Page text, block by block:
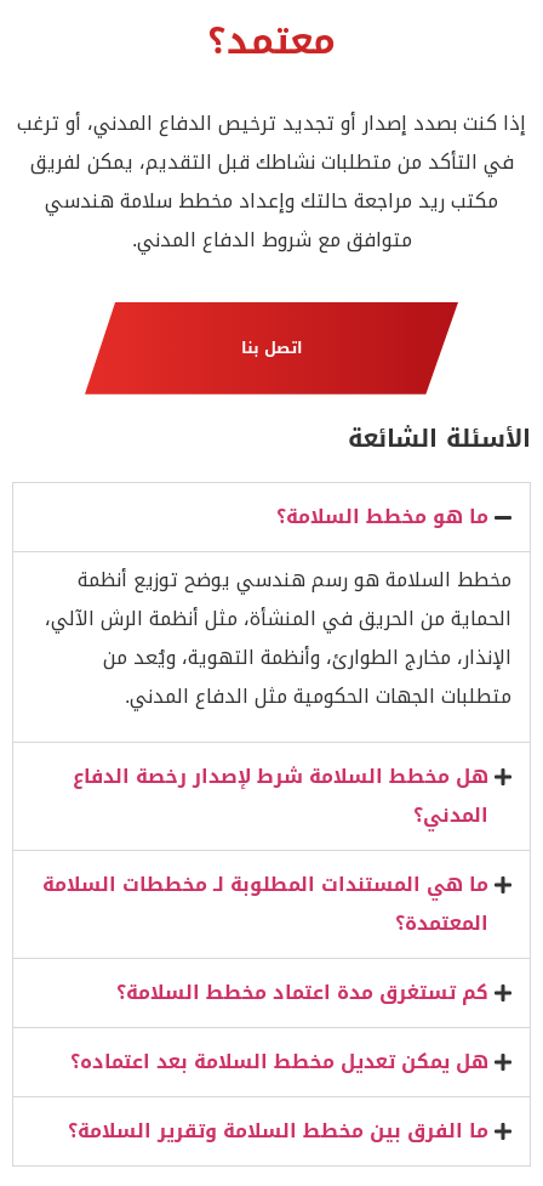
معتمد؟
إذا كنت بصدد إصدار أو تجديد ترخيص الدفاع المدني، أو ترغب
في التأكد من متطلبات نشاطك قبل التقديم، يمكن لفريق
مكتب ريد مراجعة حالتك وإعداد مخطط سلامة هندسي
متوافق مع شروط الدفاع المدني.
اتصل بنا
الأسئلة الشائعة
ما هو مخطط السلامة؟
مخطط السلامة هو رسم هندسي يوضح توزيع أنظمة
الحماية من الحريق في المنشأة، مثل أنظمة الرش الآلي،
الإنذار، مخارج الطوارئ، وأنظمة التهوية، ويُعد من
متطلبات الجهات الحكومية مثل الدفاع المدني.
هل مخطط السلامة شرط لإصدار رخصة الدفاع
المدني؟
ما هي المستندات المطلوبة لـ مخططات السلامة
المعتمدة؟
كم تستغرق مدة اعتماد مخطط السلامة؟
هل يمكن تعديل مخطط السلامة بعد اعتماده؟
ما الفرق بين مخطط السلامة وتقرير السلامة؟